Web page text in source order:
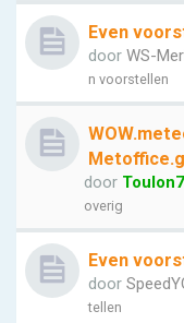
Even
door WS-
n voorstellen
door
overig
Even
door
tellen